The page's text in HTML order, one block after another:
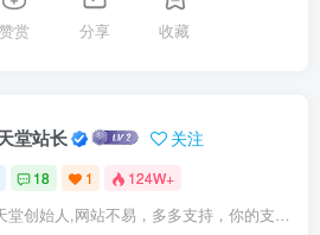
赞赏 分享 收藏
堂站长 关注
18 1 124W+
迅雷电影天堂创始人,网站不易，多多支持，你的支持，是我前进的动力！